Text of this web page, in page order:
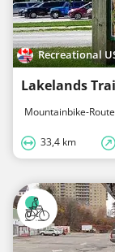
Recreational
Lakelands
Mountainbike-Route
33,4 km